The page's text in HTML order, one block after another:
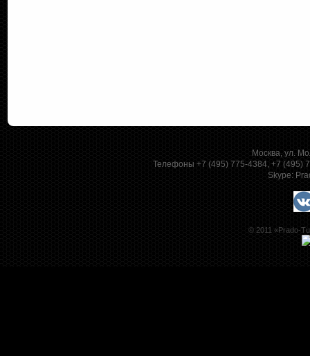
Москва, ул.
Телефоны +7 (495) 775-4384, +7 (495)
Skype:
© 2011 «Prado-